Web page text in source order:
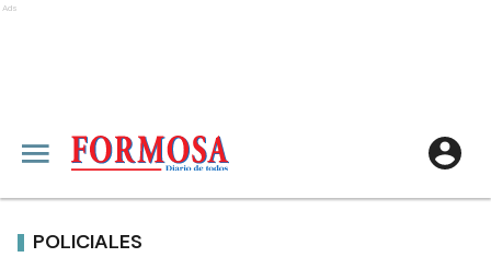
Ads
POLICIALES